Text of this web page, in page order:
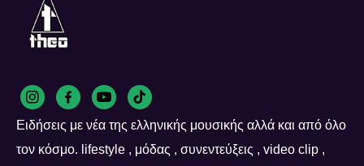
Ειδήσεις με νέα της ελληνικής μουσικής αλλά και από όλο
τον κόσμο. lifestyle , μόδας , συνεντεύξεις , video clip ,